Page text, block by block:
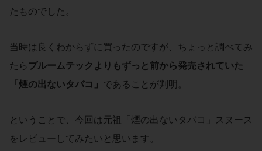
たものでした。
当時は良くわからずに買ったのですが、ちょっと調べてみ
たら プルームテック よりもずっと前から発売されていた
「 煙の出ないタバコ 」 であることが判明。
ということで、今回は元祖「煙の出ないタバコ」スヌース
をレビューしてみたいと思います。